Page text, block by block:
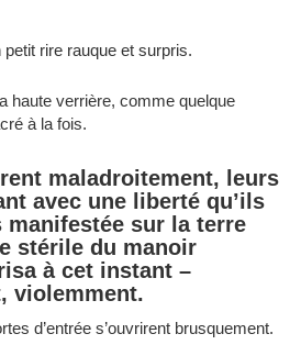
rire rauque et surpris.
haute verrière, comme quelque
à la fois.
maladroitement, leurs
avec une liberté qu’ils
manifestée sur la terre
stérile du manoir
à cet instant –
violemment.
d’entrée s’ouvrirent brusquement.